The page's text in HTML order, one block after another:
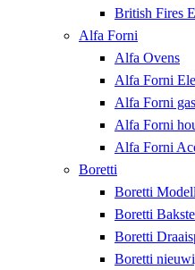
British Fires
Alfa Forni
Alfa Ovens
Alfa Forni
Alfa Forni
Alfa Forni
Alfa Forni
Boretti
Boretti
Boretti
Boretti
Boretti